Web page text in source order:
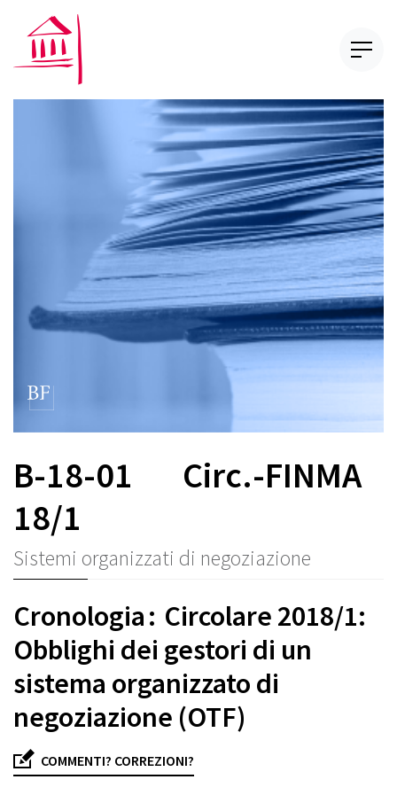
B-18-01
Circ.-FINMA
18/1
Sistemi organizzati di negoziazione
Cronologia : Circolare 2018/1:
Obblighi dei gestori di un
sistema organizzato di
negoziazione (OTF)
COMMENTI? CORREZIONI?